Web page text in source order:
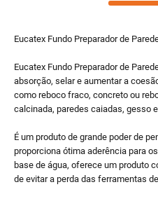
Eucatex Fundo Preparador de
Eucatex Fundo Preparador de
absorção, selar e aumentar a
como reboco fraco, concreto ou
calcinada, paredes caiadas, gesso
É um produto de grande poder de
proporciona ótima aderência para
base de água, oferece um produto
de evitar a perda das ferramentas